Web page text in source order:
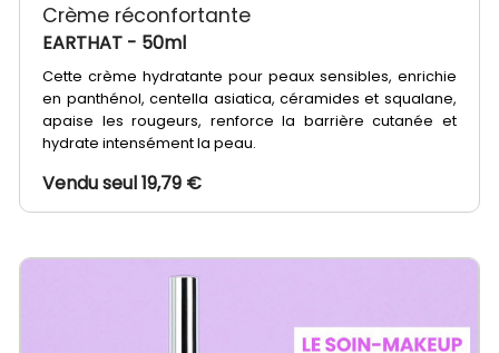
Crème réconfortante
EARTHAT - 50ml
Cette crème hydratante pour peaux sensibles, enrichie
en panthénol, centella asiatica, céramides et squalane,
apaise les rougeurs, renforce la barrière cutanée et
hydrate intensément la peau.
Vendu seul 19,79 €